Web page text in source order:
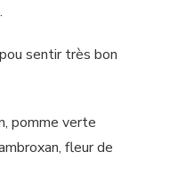
sentir très bon
pomme verte
fleur de